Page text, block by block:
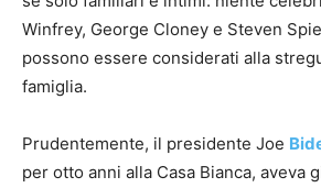
Winfrey, George Cloney e Steven
possono essere considerati alla
famiglia.
Prudentemente, il presidente Joe
per otto anni alla Casa Bianca, aveva